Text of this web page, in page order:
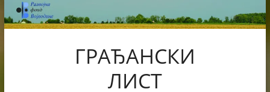
Skip
to
content
ГРАЂАНСКИ
ЛИСТ